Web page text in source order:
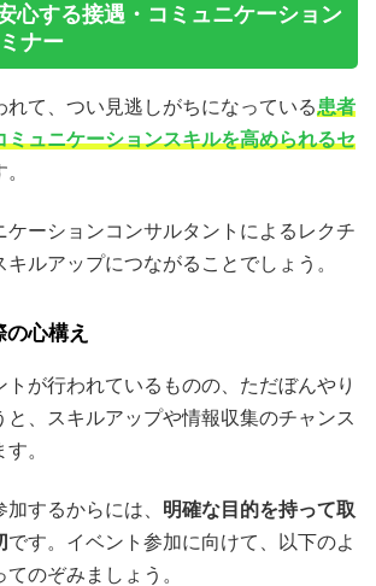
心する接遇・コミュニケーション
ナー
れて、つい見逃しがちになっている患者
ミュニケーションスキルを高められるセ
ケーションコンサルタントによるレクチ
キルアップにつながることでしょう。
心構え
トが行われているものの、ただぼんやり
と、スキルアップや情報収集のチャンス
。
するからには、 明確な目的を持って取
です。イベント参加に向けて、以下のよ
のぞみましょう。